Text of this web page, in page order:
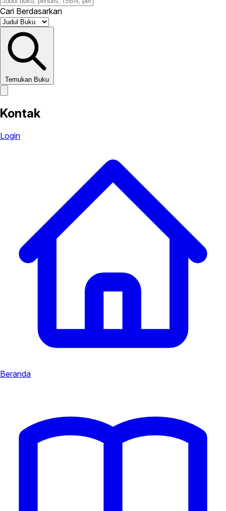
Cari Berdasarkan
Temukan Buku
Kontak
Login
Beranda